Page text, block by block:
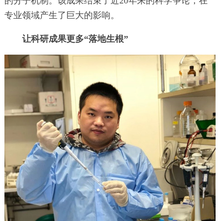
专业领域产生了巨大的影响。
让科研成果更多“落地生根”